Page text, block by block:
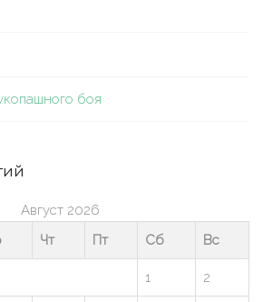
боя
Август 2026
Чт Пт Сб Вс
1 2